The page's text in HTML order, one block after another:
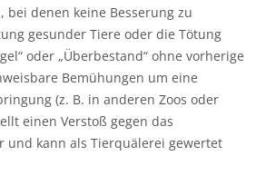
bei denen keine Besserung zu
gesunder Tiere oder die Tötung
oder „Überbestand“ ohne vorherige
Bemühungen um eine
(z. B. in anderen Zoos oder
einen Verstoß gegen das
und kann als Tierquälerei gewertet